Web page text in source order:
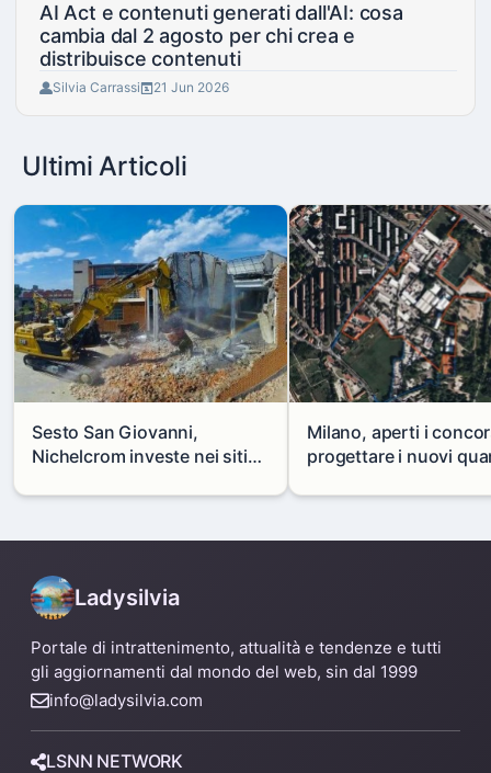
AI Act e contenuti generati dall'AI: cosa
cambia dal 2 agosto per chi crea e
distribuisce contenuti
Silvia Carrassi 21 Jun 2026
Ultimi Articoli
Sesto San Giovanni,
Nichelcrom investe nei siti
capannone per fare spazio a
Milano, aperti i
progettare i nuovi
Mare
Ladysilvia
Portale di intrattenimento, attualità e tendenze e tutti
gli aggiornamenti dal mondo del web, sin dal 1999
info@ladysilvia.com
LSNN NETWORK